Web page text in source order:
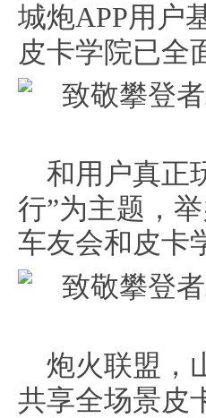
城炮APP用户
皮卡学院已全
和用户真正
行”为主题，
车友会和皮卡
炮火联盟，
共享全场景皮